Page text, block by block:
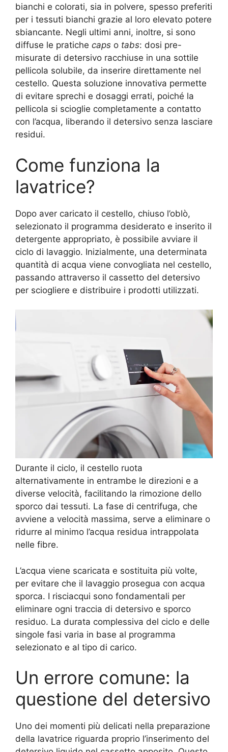
bianchi e colorati, sia in polvere, spesso preferiti
per i tessuti bianchi grazie al loro elevato potere
sbiancante. Negli ultimi anni, inoltre, si sono
diffuse le pratiche caps o tabs: dosi pre-
misurate di detersivo racchiuse in una sottile
pellicola solubile, da inserire direttamente nel
cestello. Questa soluzione innovativa permette
di evitare sprechi e dosaggi errati, poiché la
pellicola si scioglie completamente a contatto
con l’acqua, liberando il detersivo senza lasciare
residui.
Come funziona la
lavatrice?
Dopo aver caricato il cestello, chiuso l’oblò,
selezionato il programma desiderato e inserito il
detergente appropriato, è possibile avviare il
ciclo di lavaggio. Inizialmente, una determinata
quantità di acqua viene convogliata nel cestello,
passando attraverso il cassetto del detersivo
per sciogliere e distribuire i prodotti utilizzati.
Durante il ciclo, il cestello ruota
alternativamente in entrambe le direzioni e a
diverse velocità, facilitando la rimozione dello
sporco dai tessuti. La fase di centrifuga, che
avviene a velocità massima, serve a eliminare o
ridurre al minimo l’acqua residua intrappolata
nelle fibre.
L’acqua viene scaricata e sostituita più volte,
per evitare che il lavaggio prosegua con acqua
sporca. I risciacqui sono fondamentali per
eliminare ogni traccia di detersivo e sporco
residuo. La durata complessiva del ciclo e delle
singole fasi varia in base al programma
selezionato e al tipo di carico.
Un errore comune: la
questione del detersivo
Uno dei momenti più delicati nella preparazione
della lavatrice riguarda proprio l’inserimento del